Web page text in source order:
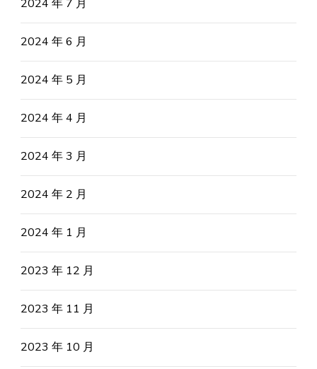
2024 年 7 月
2024 年 6 月
2024 年 5 月
2024 年 4 月
2024 年 3 月
2024 年 2 月
2024 年 1 月
2023 年 12 月
2023 年 11 月
2023 年 10 月